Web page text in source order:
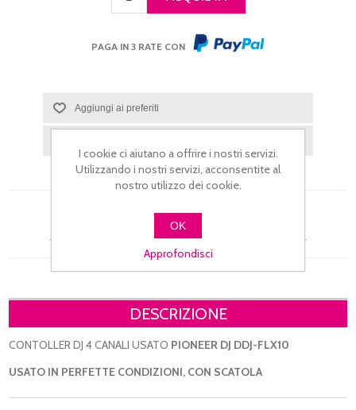
PAGA IN 3 RATE CON
Si tratta della prima recensione per questo prodotto
DESCRIZIONE
CONTOLLER DJ 4 CANALI USATO PIONEER DJ DDJ-FLX10
USATO IN PERFETTE CONDIZIONI, CON SCATOLA
I cookie ci aiutano a offrire i nostri servizi.
Utilizzando i nostri servizi, acconsentite al
nostro utilizzo dei cookie.
OK
Approfondisci